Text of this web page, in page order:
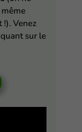
!). Venez
sur le